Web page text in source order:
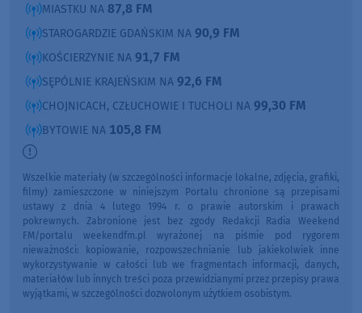
MIASTKU NA 87,8 FM
STAROGARDZIE GDAŃSKIM NA 90,9 FM
KOŚCIERZYNIE NA 91,7 FM
SĘPÓLNIE KRAJEŃSKIM NA 92,6 FM
CHOJNICACH, CZŁUCHOWIE I TUCHOLI NA 99,30 FM
BYTOWIE NA 105,8 FM
Wszelkie materiały (w szczególności informacje lokalne, zdjęcia, grafiki,
filmy) zamieszczone w niniejszym Portalu chronione są przepisami
ustawy z dnia 4 lutego 1994 r. o prawie autorskim i prawach
pokrewnych. Zabronione jest bez zgody Redakcji Radia Weekend
FM/portalu weekendfm.pl wyrażonej na piśmie pod rygorem
nieważności: kopiowanie, rozpowszechnianie lub jakiekolwiek inne
wykorzystywanie w całości lub we fragmentach informacji, danych,
materiałów lub innych treści poza przewidzianymi przez przepisy prawa
wyjątkami, w szczególności dozwolonym użytkiem osobistym.